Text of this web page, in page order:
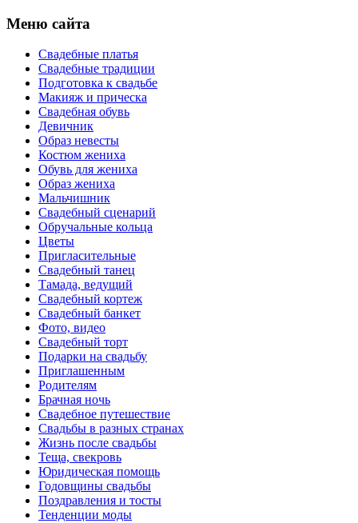
Меню сайта
Свадебные платья
Свадебные традиции
Подготовка к свадьбе
Макияж и прическа
Свадебная обувь
Девичник
Образ невесты
Костюм жениха
Обувь для жениха
Образ жениха
Мальчишник
Свадебный сценарий
Обручальные кольца
Цветы
Пригласительные
Свадебный танец
Тамада, ведущий
Свадебный кортеж
Свадебный банкет
Фото, видео
Свадебный торт
Подарки на свадьбу
Приглашенным
Родителям
Брачная ночь
Свадебное путешествие
Свадьбы в разных странах
Жизнь после свадьбы
Теща, свекровь
Юридическая помощь
Годовщины свадьбы
Поздравления и тосты
Тенденции моды